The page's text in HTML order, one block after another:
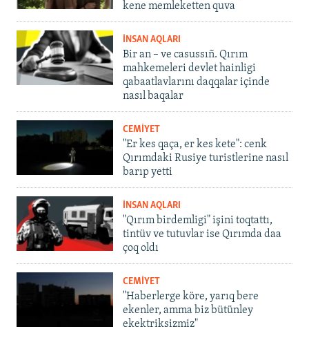
kene memleketten quva
İNSAN AQLARI
Bir an – ve casussıñ. Qırım
mahkemeleri devlet hainligi
qabaatlavlarını daqqalar içinde
nasıl baqalar
CEMİYET
"Er kes qaça, er kes kete": cenk
Qırımdaki Rusiye turistlerine nasıl
barıp yetti
İNSAN AQLARI
"Qırım birdemligi" işini toqtattı,
tintüv ve tutuvlar ise Qırımda daa
çoq oldı
CEMİYET
"Haberlerge köre, yarıq bere
ekenler, amma biz bütünley
ekektriksizmiz"